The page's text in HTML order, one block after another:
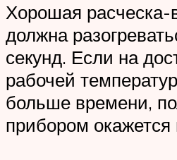
Хорошая
должна
секунд. Если на
рабочей
больше времени,
прибором окажется